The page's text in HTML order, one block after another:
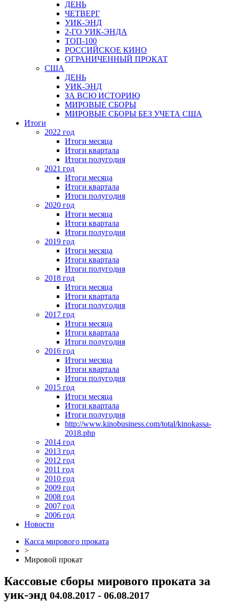
ДЕНЬ
ЧЕТВЕРГ
УИК-ЭНД
2-ГО УИК-ЭНДА
ТОП-100
РОССИЙСКОЕ КИНО
ОГРАНИЧЕННЫЙ ПРОКАТ
США
ДЕНЬ
УИК-ЭНД
ЗА ВСЮ ИСТОРИЮ
МИРОВЫЕ СБОРЫ
МИРОВЫЕ СБОРЫ БЕЗ УЧЕТА США
Итоги
2022 год
Итоги месяца
Итоги квартала
Итоги полугодия
2021 год
Итоги месяца
Итоги квартала
Итоги полугодия
2020 год
Итоги месяца
Итоги квартала
Итоги полугодия
2019 год
Итоги месяца
Итоги квартала
Итоги полугодия
2018 год
Итоги месяца
Итоги квартала
Итоги полугодия
2017 год
Итоги месяца
Итоги квартала
Итоги полугодия
2016 год
Итоги месяца
Итоги квартала
Итоги полугодия
2015 год
Итоги месяца
Итоги квартала
Итоги полугодия
http://www.kinobusiness.com/total/kinokassa-
2018.php
2014 год
2013 год
2012 год
2011 год
2010 год
2009 год
2008 год
2007 год
2006 год
Новости
Касса мирового проката
>
Мировой прокат
Кассовые сборы мирового проката за
уик-энд 04.08.2017 - 06.08.2017